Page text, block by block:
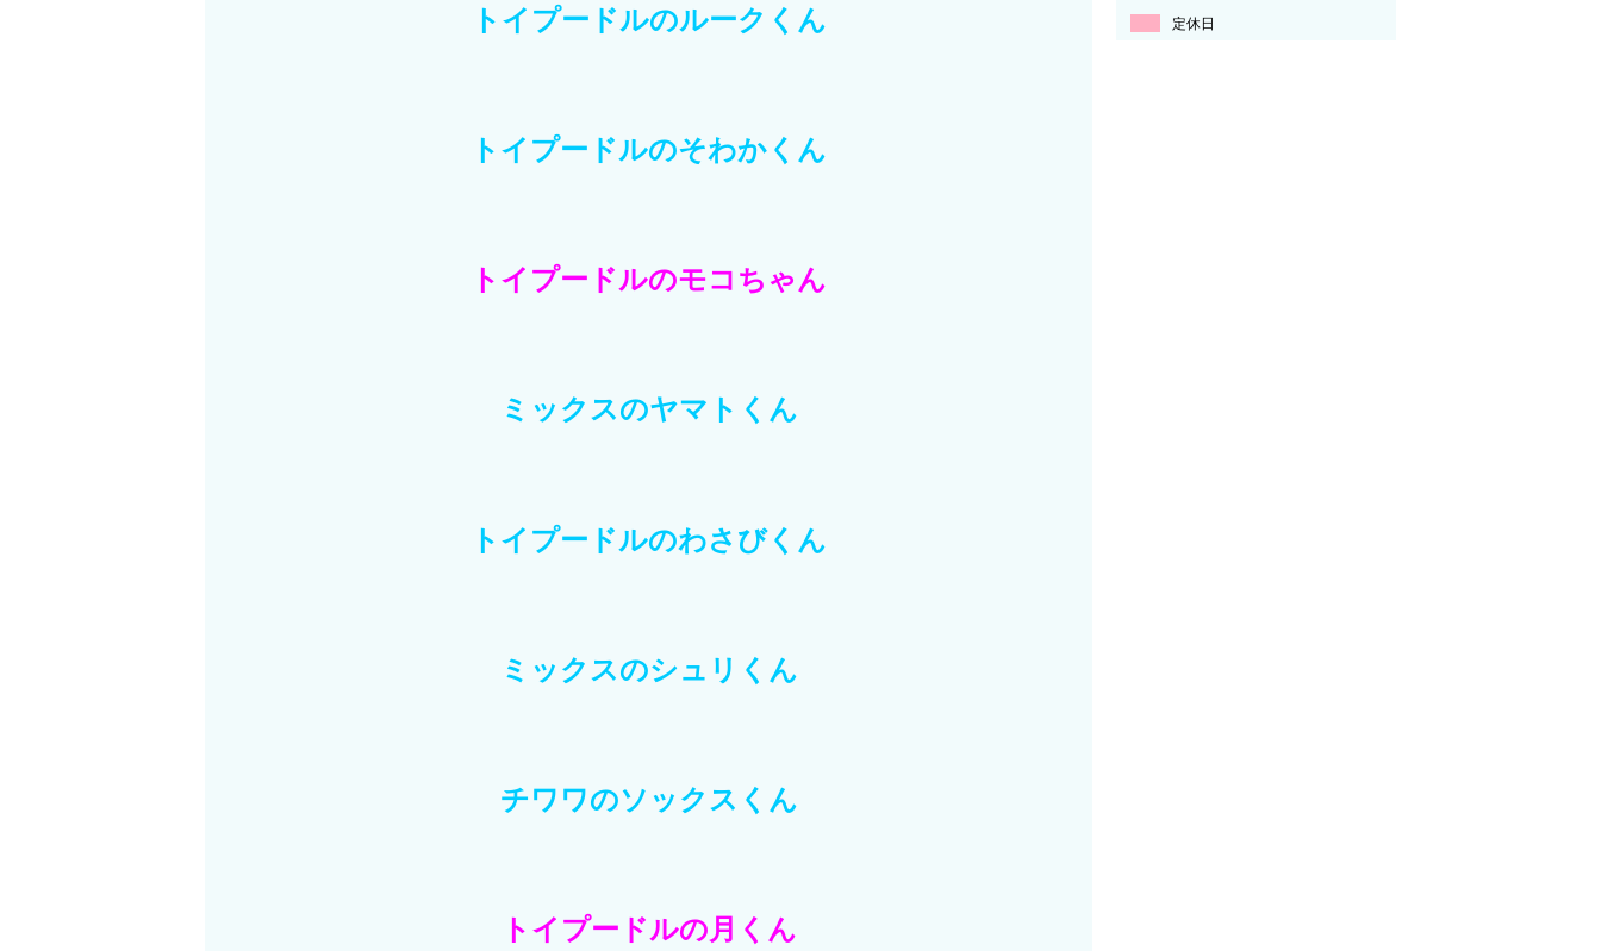
トイプードルのルークくん
トイプードルのそわかくん
トイプードルのモコちゃん
ミックスのヤマトくん
トイプードルのわさびくん
ミックスのシュリくん
チワワのソックスくん
トイプードルの月くん
定休日